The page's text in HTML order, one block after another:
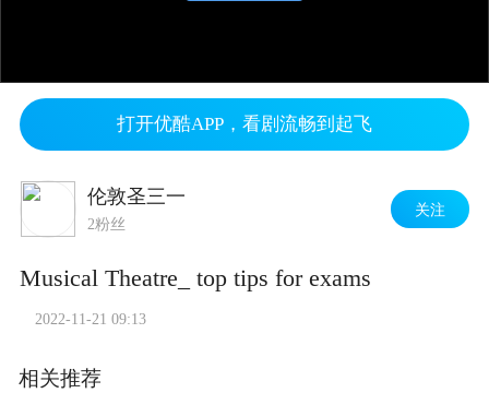
打开优酷APP，看剧流畅到起飞
伦敦圣三一
2粉丝
关注
Musical Theatre_ top tips for exams
2022-11-21 09:13
相关推荐